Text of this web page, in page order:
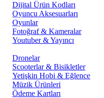
Dijital Ürün Kodları
Oyuncu Aksesuarları
Oyunlar
Fotoğraf & Kameralar
Youtuber & Yayıncı
Dronelar
Scooterlar & Bisikletler
Yetişkin Hobi & Eğlence
Müzik Ürünleri
Ödeme Kartları